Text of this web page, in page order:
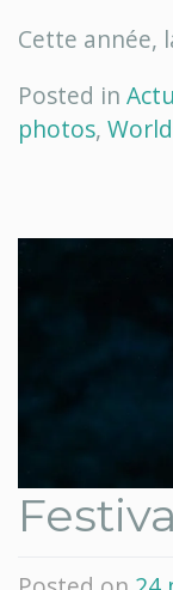
Cette année,
Posted in
photos,